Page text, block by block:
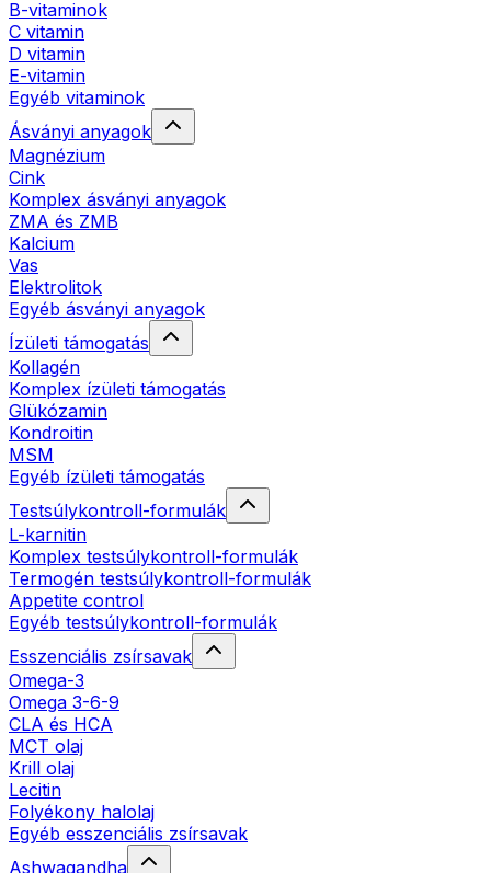
B-vitaminok
C vitamin
D vitamin
E-vitamin
Egyéb vitaminok
Ásványi anyagok
Magnézium
Cink
Komplex ásványi anyagok
ZMA és ZMB
Kalcium
Vas
Elektrolitok
Egyéb ásványi anyagok
Ízületi támogatás
Kollagén
Komplex ízületi támogatás
Glükózamin
Kondroitin
MSM
Egyéb ízületi támogatás
Testsúlykontroll-formulák
L-karnitin
Komplex testsúlykontroll-formulák
Termogén testsúlykontroll-formulák
Appetite control
Egyéb testsúlykontroll-formulák
Esszenciális zsírsavak
Omega-3
Omega 3-6-9
CLA és HCA
MCT olaj
Krill olaj
Lecitin
Folyékony halolaj
Egyéb esszenciális zsírsavak
Ashwagandha